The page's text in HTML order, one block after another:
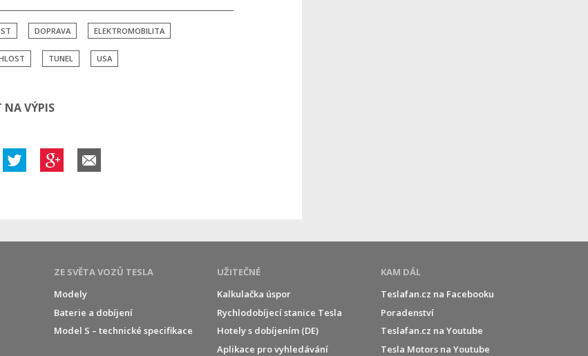
DOPRAVA ELEKTROMOBILITA
TUNEL USA
NA VÝPIS
ZE SVĚTA VOZŮ TESLA
Modely
Baterie a dobíjení
Model S – technické specifikace
UŽITEČNÉ
Kalkulačka úspor
Rychlodobíjecí stanice Tesla
Hotely s dobíjením (DE)
Aplikace pro vyhledávání
KAM DÁL
Teslafan.cz na Facebooku
Poradenství
Teslafan.cz na Youtube
Tesla Motors na Youtube